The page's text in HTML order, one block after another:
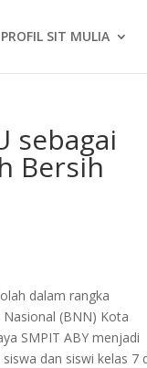
PROFIL SIT MULIA
sebagai
Bersih
dalam rangka
(BNN) Kota
SMPIT ABY menjadi
dan siswi kelas 7